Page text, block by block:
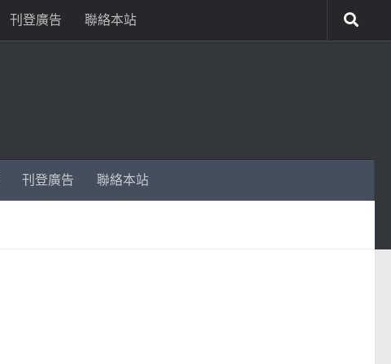
刊登廣告 聯絡本站
刊登廣告 聯絡本站